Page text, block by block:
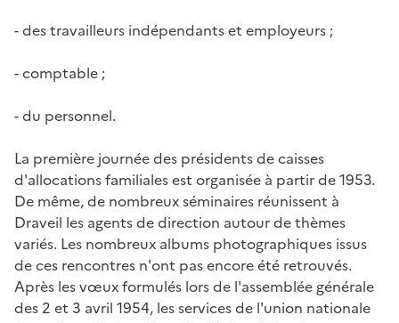
- des travailleurs indépendants et employeurs ;
- comptable ;
- du personnel.
La première journée des présidents de caisses
d'allocations familiales est organisée à partir de 1953.
De même, de nombreux séminaires réunissent à
Draveil les agents de direction autour de thèmes
variés. Les nombreux albums photographiques issus
de ces rencontres n'ont pas encore été retrouvés.
Après les vœux formulés lors de l'assemblée générale
des 2 et 3 avril 1954, les services de l'union nationale